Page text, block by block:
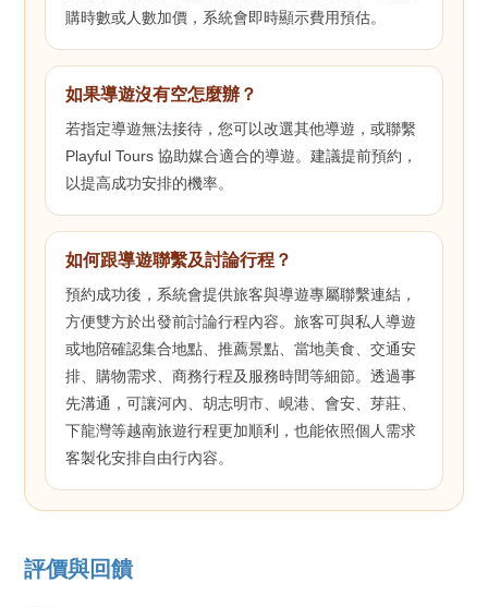
購時數或人數加價，系統會即時顯示費用預估。
如果導遊沒有空怎麼辦？
若指定導遊無法接待，您可以改選其他導遊，或聯繫
Playful Tours 協助媒合適合的導遊。建議提前預約，
以提高成功安排的機率。
如何跟導遊聯繫及討論行程？
預約成功後，系統會提供旅客與導遊專屬聯繫連結，
方便雙方於出發前討論行程內容。旅客可與私人導遊
或地陪確認集合地點、推薦景點、當地美食、交通安
排、購物需求、商務行程及服務時間等細節。透過事
先溝通，可讓河內、胡志明市、峴港、會安、芽莊、
下龍灣等越南旅遊行程更加順利，也能依照個人需求
客製化安排自由行內容。
評價與回饋